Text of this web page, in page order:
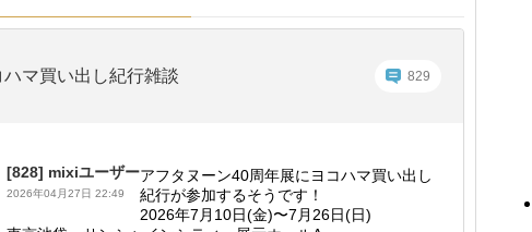
ハマ買い出し紀行雑談 829
[828] mixiユーザー
2026年04月27日 22:49
アフタヌーン40周年展にヨコハマ買い出し
紀行が参加するそうです！
2026年7月10日(金)〜7月26日(日)